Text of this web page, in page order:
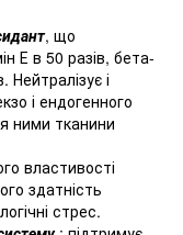
, що
Е в 50 разів, бета-
Нейтралізує і
і ендогенного
ними тканини
властивості
здатність
стрес.